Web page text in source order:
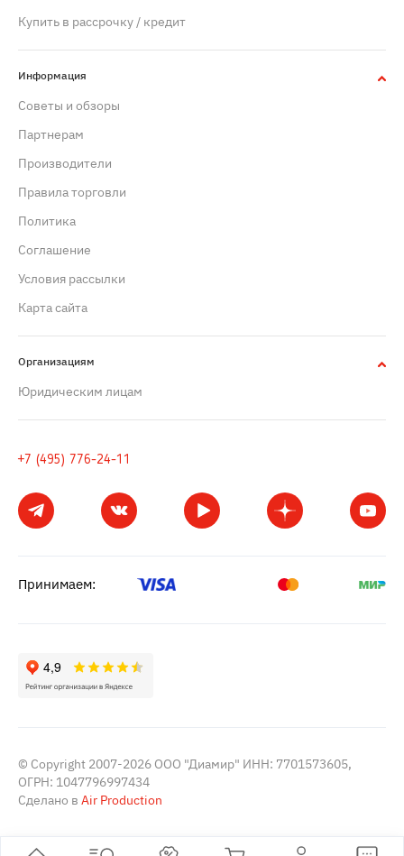
Купить в рассрочку / кредит
Информация
Советы и обзоры
Партнерам
Производители
Правила торговли
Политика
Cоглашение
Условия рассылки
Карта сайта
Организациям
Юридическим лицам
+7 (495) 776-24-11
Принимаем:
© Copyright 2007-2026 ООО "Диамир" ИНН: 7701573605,
ОГРН: 1047796997434
Сделано в Air Production